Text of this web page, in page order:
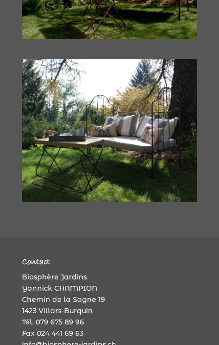
Contact
Biosphère Jardins
Yannick CHAMPION
Chemin de la Sagne 19
1423 Villars-Burquin
Tél. 079 675 89 96
Fax 024 441 69 63